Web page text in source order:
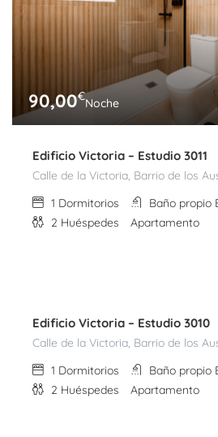
90,00€Noche
Edificio Victoria – Estudio 3011
Calle de la Victoria, Barrio de los
1 Dormitorios Baño propio
2 Huéspedes Apartamento
Edificio Victoria – Estudio 3010
Calle de la Victoria, Barrio de los
1 Dormitorios Baño propio
2 Huéspedes Apartamento